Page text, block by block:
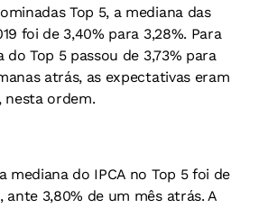
Top 5, a mediana das
foi de 3,40% para 3,28%. Para
do Top 5 passou de 3,73% para
atrás, as expectativas eram
nesta ordem.
mediana do IPCA no Top 5 foi de
ante 3,80% de um mês atrás. A